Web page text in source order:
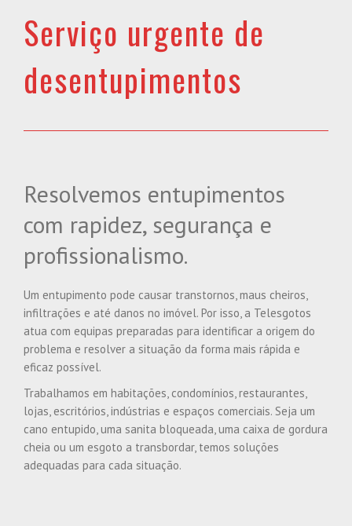
Serviço urgente de
desentupimentos
Resolvemos entupimentos
com rapidez, segurança e
profissionalismo.
Um entupimento pode causar transtornos, maus cheiros,
infiltrações e até danos no imóvel. Por isso, a Telesgotos
atua com equipas preparadas para identificar a origem do
problema e resolver a situação da forma mais rápida e
eficaz possível.
Trabalhamos em habitações, condomínios, restaurantes,
lojas, escritórios, indústrias e espaços comerciais. Seja um
cano entupido, uma sanita bloqueada, uma caixa de gordura
cheia ou um esgoto a transbordar, temos soluções
adequadas para cada situação.